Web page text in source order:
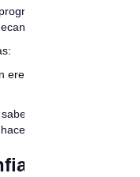
eres y cómo
hacer y